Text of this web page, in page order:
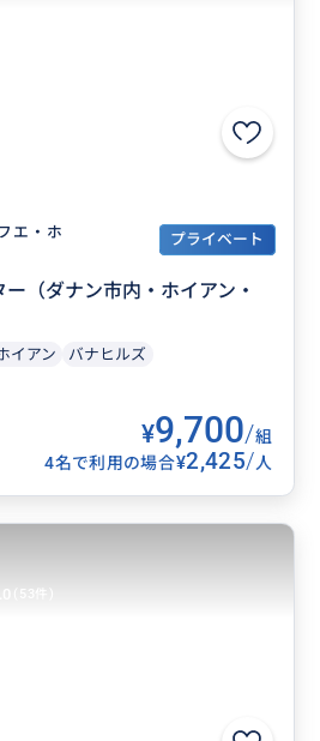
エ・ホ
プライベート
（ダナン市内・ホイアン・
イアン バナヒルズ
¥9,700/組
4名で利用の場合¥2,425/人
(53件)